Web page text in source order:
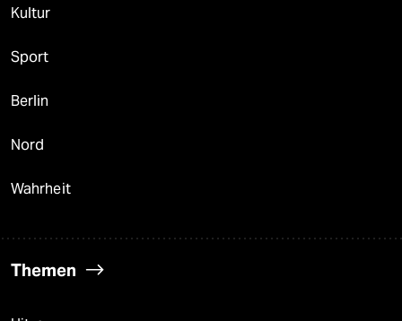
Kultur
Sport
Berlin
Nord
Wahrheit
Themen